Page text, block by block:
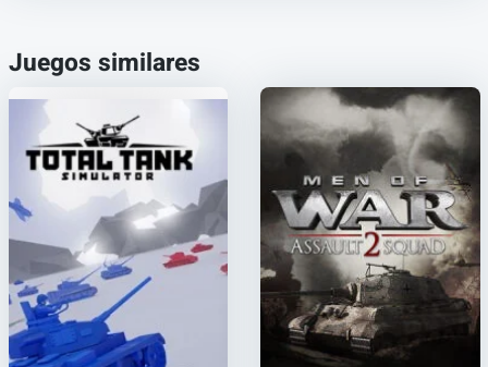
Juegos similares